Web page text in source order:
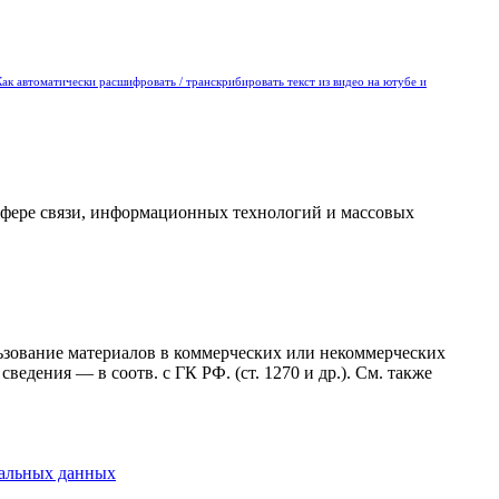
автоматически расшифровать / транскрибировать текст из видео на ютубе и
связи, информационных технологий и массовых
материалов в коммерческих или некоммерческих
сведения — в соотв. с ГК РФ. (ст. 1270 и др.). См. также
данных